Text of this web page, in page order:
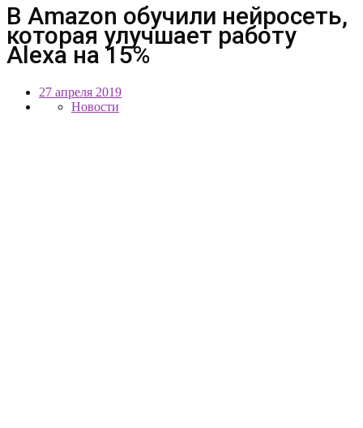
В Amazon обучили нейросеть,
которая улучшает работу
Alexa на 15%
27 апреля 2019
Новости